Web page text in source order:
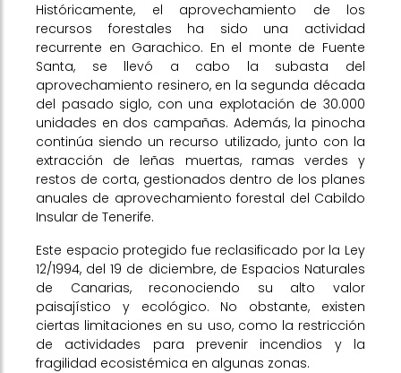
Históricamente, el aprovechamiento de los
recursos forestales ha sido una actividad
recurrente en Garachico. En el monte de Fuente
Santa, se llevó a cabo la subasta del
aprovechamiento resinero, en la segunda década
del pasado siglo, con una explotación de 30.000
unidades en dos campañas. Además, la pinocha
continúa siendo un recurso utilizado, junto con la
extracción de leñas muertas, ramas verdes y
restos de corta, gestionados dentro de los planes
anuales de aprovechamiento forestal del Cabildo
Insular de Tenerife.
Este espacio protegido fue reclasificado por la Ley
12/1994, del 19 de diciembre, de Espacios Naturales
de Canarias, reconociendo su alto valor
paisajístico y ecológico. No obstante, existen
ciertas limitaciones en su uso, como la restricción
de actividades para prevenir incendios y la
fragilidad ecosistémica en algunas zonas.